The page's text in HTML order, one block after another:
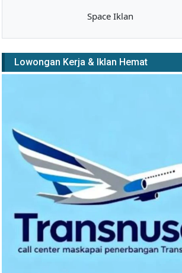
Space Iklan
Lowongan Kerja & Iklan Hemat